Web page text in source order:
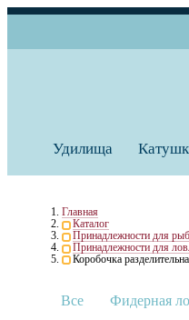
Удилища
Главная
Каталог
Принадлежности для
Принадлежности для
Коробочка
Все Фидерная